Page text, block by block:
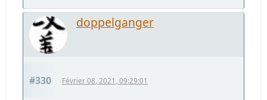
doppelganger
#330 Février 08, 2021, 09:29:01